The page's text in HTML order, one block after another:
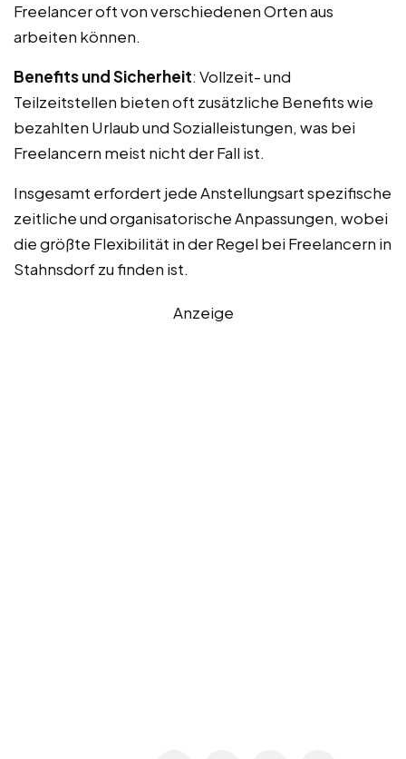
Freelancer oft von verschiedenen Orten aus
arbeiten können.
Benefits und Sicherheit: Vollzeit- und
Teilzeitstellen bieten oft zusätzliche Benefits wie
bezahlten Urlaub und Sozialleistungen, was bei
Freelancern meist nicht der Fall ist.
Insgesamt erfordert jede Anstellungsart spezifische
zeitliche und organisatorische Anpassungen, wobei
die größte Flexibilität in der Regel bei Freelancern in
Stahnsdorf zu finden ist.
Anzeige